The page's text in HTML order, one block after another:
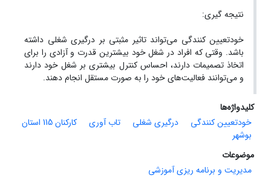
نتیجه گیری:
خودتعیین کنندگی می‌تواند تاثیر مثبتی بر درگیری شغلی داشته
باشد. وقتی که افراد در شغل خود بیشترین قدرت و آزادی را برای
اتخاذ تصمیمات دارند، احساس کنترل بیشتری بر شغل خود دارند
و می‌توانند فعالیت‌های خود را به صورت مستقل انجام دهند.
کلیدواژه‌ها
خودتعیین کنندگی
درگیری شغلی تاب آوری
کارکنان 115 استان
بوشهر
موضوعات
مدیریت و برنامه ریزی آموزشی